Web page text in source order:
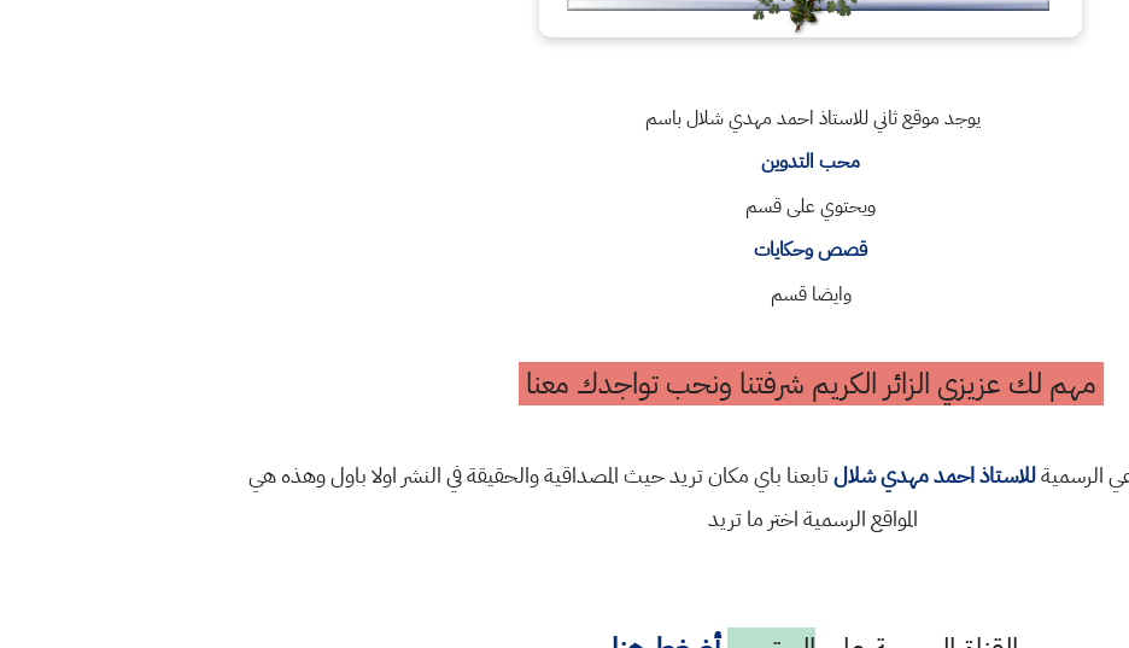
يوجد موقع ثاني للاستاذ احمد مهدي شلال باسم
محب التدوين
ويحتوي على قسم
قصص وحكايات
وايضا قسم
مهم لك عزيزي الزائر الكريم شرفتنا ونحب تواجدك معنا
الرسميةللاستاذ احمد مهدي شلالتابعنا باي مكان تريد حيث المصداقية والحقيقة في النشر اولا باول وهذه هي
المواقع الرسمية اختر ما تريد